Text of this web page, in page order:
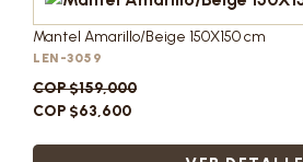
Mantel Amarillo/Beige 150X150 cm
LEN-3059
COP $159,000
COP $63,600